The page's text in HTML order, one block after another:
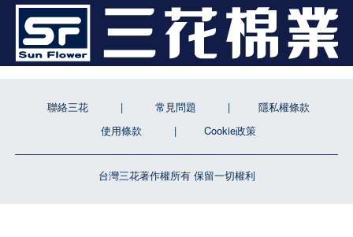
台灣三花著作權所有 保留一切權利
聯絡三花 常見問題
隱私權條款
使用條款
Cookie政策